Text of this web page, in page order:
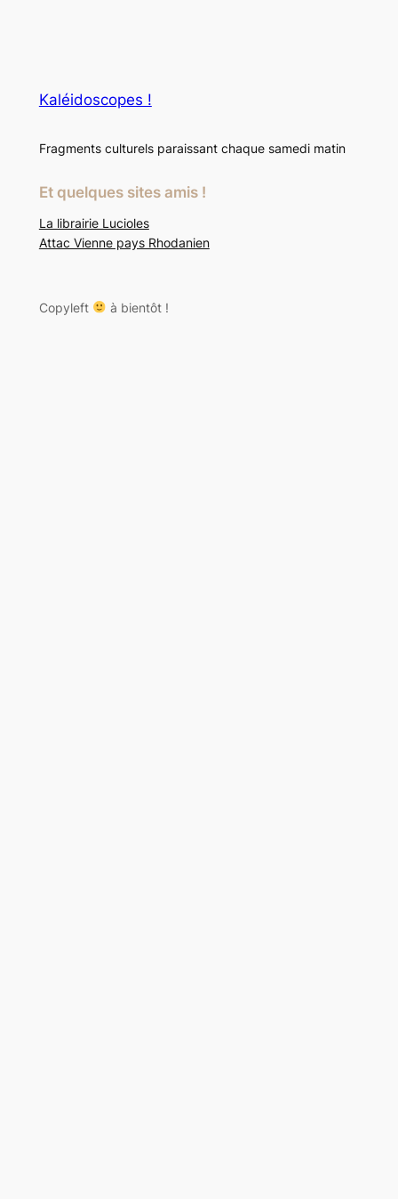
Kaléidoscopes !
Fragments culturels paraissant chaque samedi matin
Et quelques sites amis !
La librairie Lucioles
Attac Vienne pays Rhodanien
Copyleft à bientôt !